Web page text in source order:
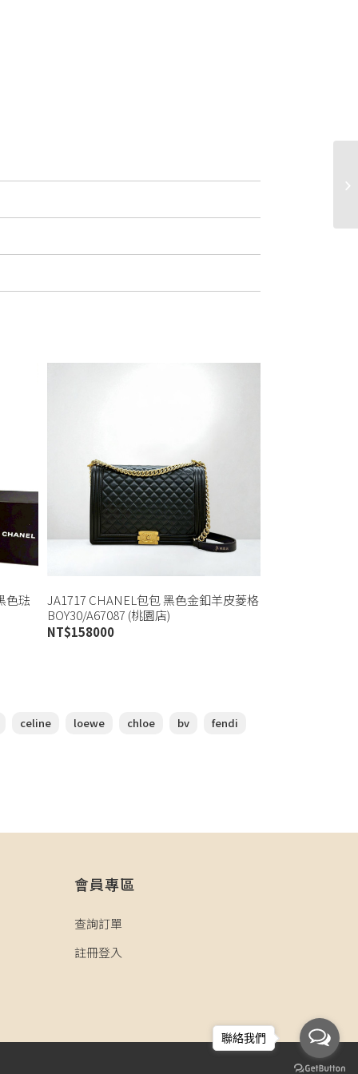
色琺
JA1717 CHANEL包包 黑色金釦羊皮菱格
BOY30/A67087 (桃園店)
NT$158000
celine loewe chloe bv
fendi
會員專區
查詢訂單
註冊登入
聯絡我們